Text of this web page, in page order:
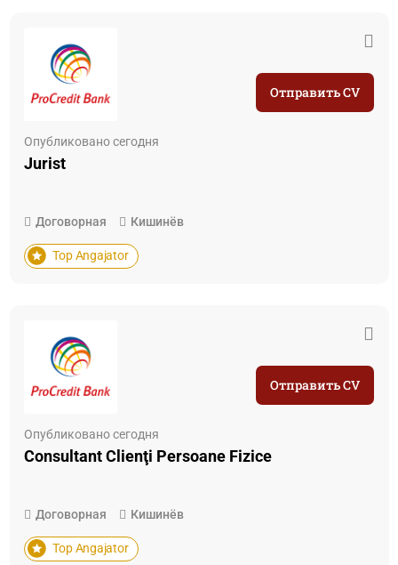
Опубликовано сегодня
Jurist
Договорная Кишинёв
Top Angajator
Отправить CV
Опубликовано сегодня
Consultant Clienţi Persoane Fizice
Договорная Кишинёв
Top Angajator
Отправить CV